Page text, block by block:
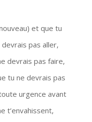
et que tu
pas aller,
devrais pas faire,
tu ne devrais pas
urgence avant
t’envahissent,